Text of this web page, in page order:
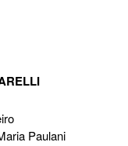
Paulani